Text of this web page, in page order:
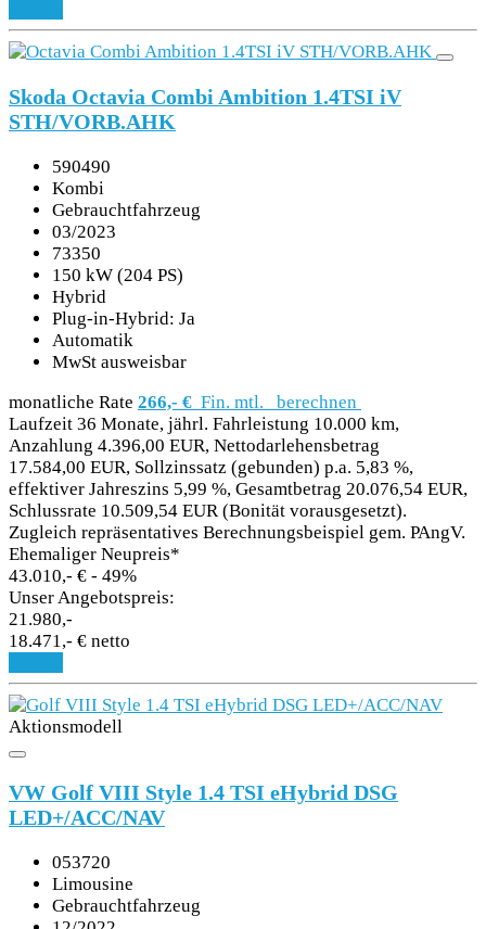
Skoda Octavia Combi Ambition 1.4TSI iV
STH/VORB.AHK
590490
Kombi
Gebrauchtfahrzeug
03/2023
73350
150 kW (204 PS)
Hybrid
Plug-in-Hybrid: Ja
Automatik
MwSt ausweisbar
monatliche Rate 266,- € Fin. mtl.
berechnen
Laufzeit 36 Monate, jährl. Fahrleistung 10.000 km,
Anzahlung 4.396,00 EUR, Nettodarlehensbetrag
17.584,00 EUR, Sollzinssatz (gebunden) p.a. 5,83 %,
effektiver Jahreszins 5,99 %, Gesamtbetrag 20.076,54 EUR,
Schlussrate 10.509,54 EUR (Bonität vorausgesetzt).
Zugleich repräsentatives Berechnungsbeispiel gem. PAngV.
Ehemaliger Neupreis*
43.010,- € - 49%
Unser Angebotspreis:
21.980,-
18.471,- € netto
Aktionsmodell
VW Golf VIII Style 1.4 TSI eHybrid DSG
LED+/ACC/NAV
053720
Limousine
Gebrauchtfahrzeug